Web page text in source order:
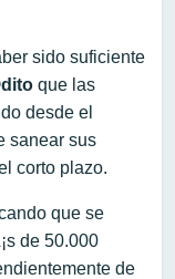
sido suficiente
que las
desde el
sanear sus
corto plazo.
que se
de 50.000
de